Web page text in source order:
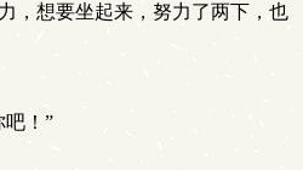
，想要坐起来，努力了两下，也
吧！”